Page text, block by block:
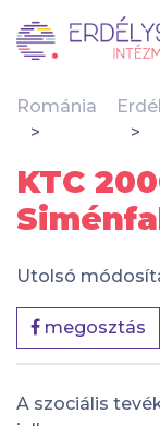
Románia
KTC
Utolsó
megosztás
A szociális